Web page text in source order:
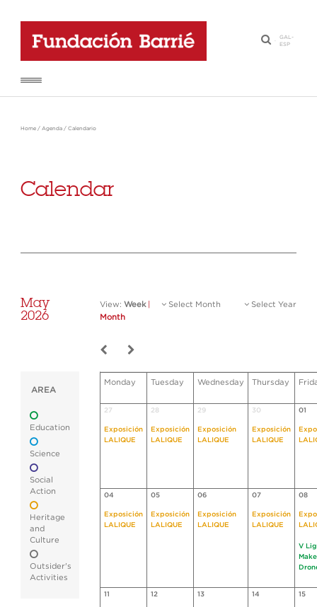
·
GAL-
ESP
Home / Agenda / Calendario
Calendar
May
2026
View: Week
Month
Select Month Select Year
AREA
Education
Science
Social
Action
Heritage
and
Culture
Outsider's
Activities
Monday Tuesday Wednesday Thursday
27
Exposición
LALIQUE
28
Exposición
LALIQUE
29
Exposición
LALIQUE
30
Exposición
LALIQUE
01
04
Exposición
LALIQUE
05
Exposición
LALIQUE
06
Exposición
LALIQUE
07
Exposición
LALIQUE
08
V
11 12 13 14 15